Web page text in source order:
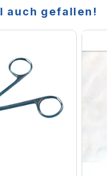
auch gefallen!